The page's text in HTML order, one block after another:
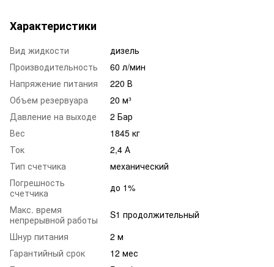
Характеристики
Вид жидкости
дизель
Производительность
60 л/мин
Напряжение питания
220 В
Объем резервуара
20 м³
Давление на выходе
2 Бар
Вес
1845 кг
Ток
2,4 А
Тип счетчика
механический
Погрешность
счетчика
до 1%
Макс. время
непрерывной работы
S1 продолжительный
Шнур питания
2 м
Гарантийный срок
12 мес